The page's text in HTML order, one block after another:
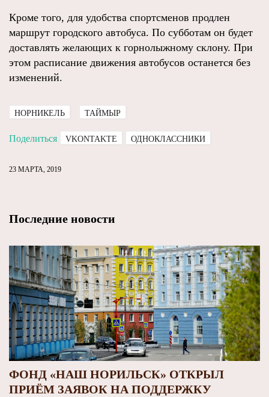
Кроме того, для удобства спортсменов продлен
маршрут городского автобуса. По субботам он будет
доставлять желающих к горнолыжному склону. При
этом расписание движения автобусов останется без
изменений.
НОРНИКЕЛЬ ТАЙМЫР
Поделиться VKONTAKTE ОДНОКЛАССНИКИ
23 МАРТА, 2019
Последние новости
ФОНД «НАШ НОРИЛЬСК» ОТКРЫЛ
ПРИЁМ ЗАЯВОК НА ПОДДЕРЖКУ